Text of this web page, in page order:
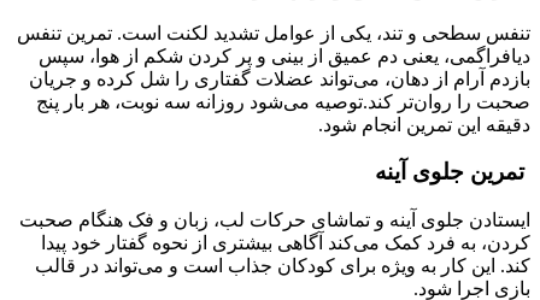
تنفس سطحی و تند، یکی از عوامل تشدید لکنت است. تمرین تنفس
دیافراگمی، یعنی دم عمیق از بینی و پر کردن شکم از هوا، سپس
بازدم آرام از دهان، می‌تواند عضلات گفتاری را شل کرده و جریان
صحبت را روان‌تر کند.توصیه می‌شود روزانه سه نوبت، هر بار پنج
دقیقه این تمرین انجام شود.
تمرین جلوی آینه
ایستادن جلوی آینه و تماشای حرکات لب، زبان و فک هنگام صحبت
کردن، به فرد کمک می‌کند آگاهی بیشتری از نحوه گفتار خود پیدا
کند. این کار به ویژه برای کودکان جذاب است و می‌تواند در قالب
بازی اجرا شود.